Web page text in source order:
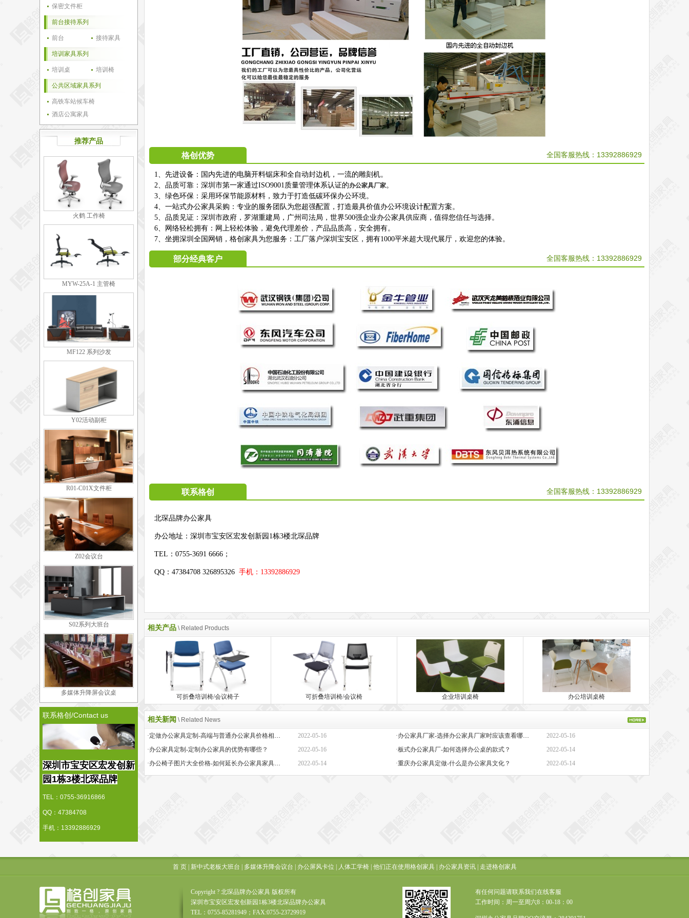
保密文件柜
前台接待系列
前台 接待家具
培训家具系列
培训桌 培训椅
公共区域家具系列
高铁车站候车椅
酒店公寓家具
推荐产品
火鹤 工作椅
MYW-25A-1 主管椅
MF122 系列沙发
Y02活动副柜
R01-C01X文件柜
Z02会议台
S02系列大班台
多媒体升降屏会议桌
联系格创/Contact us
深圳市宝安区宏发创新
园1栋3楼北琛品牌
TEL：0755-36916866
QQ：47384708
手机：13392886929
格创优势 全国客服热线：13392886929
1、先进设备：国内先进的电脑开料锯床和全自动封边机，一流的雕刻机。
2、品质可靠：深圳市第一家通过ISO9001质量管理体系认证的办公家具厂家。
3、绿色环保：采用环保节能原材料，致力于打造低碳环保办公环境。
4、一站式办公家具采购：专业的服务团队为您超强配置，打造最具价值办公环境设计配置方案。
5、品质见证：深圳市政府，罗湖重建局，广州司法局，世界500强企业办公家具供应商，值得您信任与选择。
6、网络轻松拥有：网上轻松体验，避免代理差价，产品品质高，安全拥有。
7、坐拥深圳全国网销，格创家具为您服务：工厂落户深圳宝安区，拥有1000平米超大现代展厅，欢迎您的体验。
部分经典客户 全国客服热线： 13392886929
联系格创 全国客服热线： 13392886929
北琛品牌办公家具
办公地址： 深圳市宝安区宏发创新园1栋3楼北琛品牌
TEL：0755-3691 6666；
QQ：47384708 326895326 手机：13392886929
相关产品 \ Related Products
可折叠培训椅/会议椅子 可折叠培训椅/会议椅 企业培训桌椅 办公培训桌椅
相关新闻 \ Related News
·定做办公家具定制-高端与普通办公家具价格相差巨大的原因是什么？ 2022-05-16 ·办公家具厂家-选择办公家具厂家时应该查看哪些方面？
2022-05-16
·办公家具定制-定制办公家具的优势有哪些？
2022-05-16 ·板式办公家具厂-如何选择办公桌的款式？
2022-05-14
·办公椅子图片大全价格-如何延长办公家具家具的保质期？
2022-05-14 ·重庆办公家具定做-什么是办公家具文化？ 2022-05-14
首 页| 新中式老板大班台 多媒体升降会议台 办公屏风卡位 人体工学椅| 他们正在使用格创家具| 办公家具资讯| 走进格创家具
Copyright ? 北琛品牌办公家具 版权所有
深圳市宝安区宏发创新园1栋3楼北琛品牌办公家具
TEL：0755-85281949；FAX:0755-23729919
有任何问题请联系我们在线客服
工作时间：周一至周六8：00-18：00